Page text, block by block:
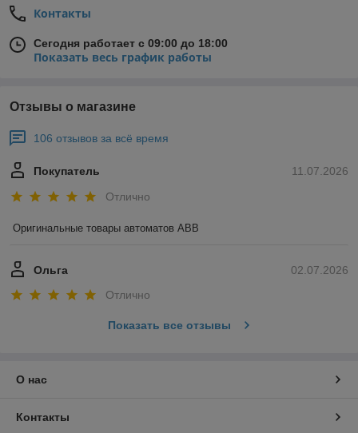
Контакты
Сегодня работает с 09:00 до 18:00
Показать весь график работы
Отзывы о магазине
106 отзывов за всё время
11.07.2026
Покупатель
Отлично
Оригинальные товары автоматов ABB
02.07.2026
Ольга
Отлично
Показать все отзывы
О нас
Контакты